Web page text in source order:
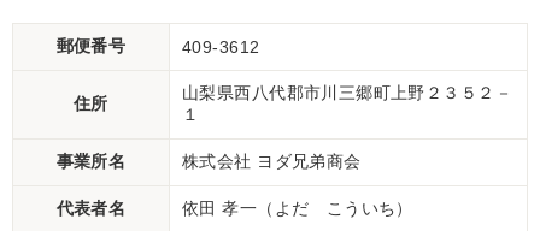
郵便番号 409-3612
住所
山梨県西八代郡市川三郷町上野２３５２－
１
事業所名 株式会社 ヨダ兄弟商会
代表者名 依田 孝一（よだ こういち）